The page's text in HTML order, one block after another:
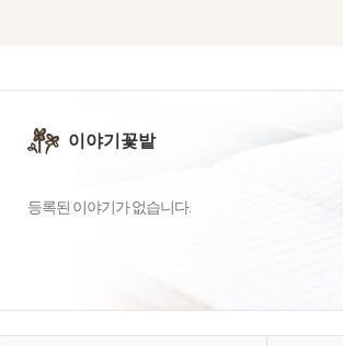
이야기꽃밭
등록된 이야기가 없습니다.